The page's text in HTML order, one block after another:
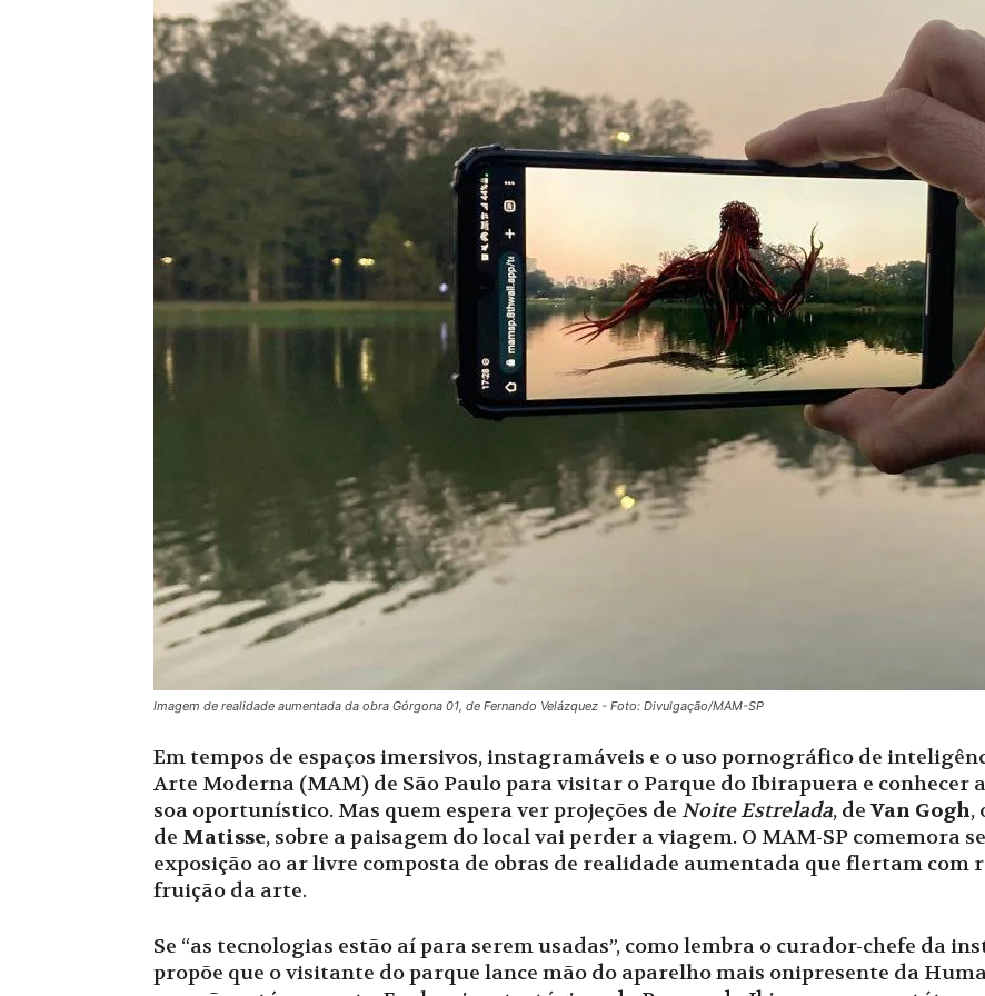
Imagem de realidade aumentada da obra Górgona 01, de Fernando Velázquez - Foto: Divulgação/MAM-SP
Em tempos de espaços imersivos, instagramáveis e o uso pornográfico de
Arte Moderna (MAM) de São Paulo para visitar o Parque do Ibirapuera e conhecer
soa oportunístico. Mas quem espera ver projeções de Noite Estrelada, de Van Gogh,
de Matisse, sobre a paisagem do local vai perder a viagem. O MAM-SP comemora
exposição ao ar livre composta de obras de realidade aumentada que flertam com
fruição da arte.
Se “as tecnologias estão aí para serem usadas”, como lembra o curador-chefe da
propõe que o visitante do parque lance mão do aparelho mais onipresente da